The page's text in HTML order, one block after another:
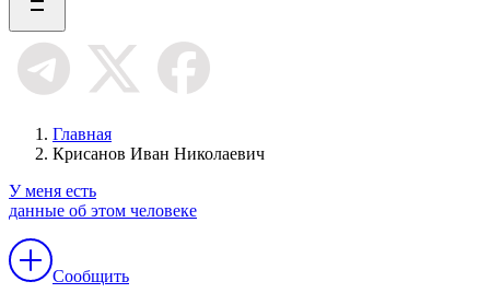
Главная
Крисанов Иван Николаевич
У меня есть
данные об этом человеке
Сообщить